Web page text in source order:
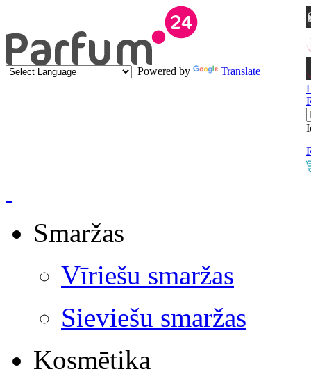
Powered by
Translate
Smaržas
Vīriešu smaržas
Sieviešu smaržas
Kosmētika